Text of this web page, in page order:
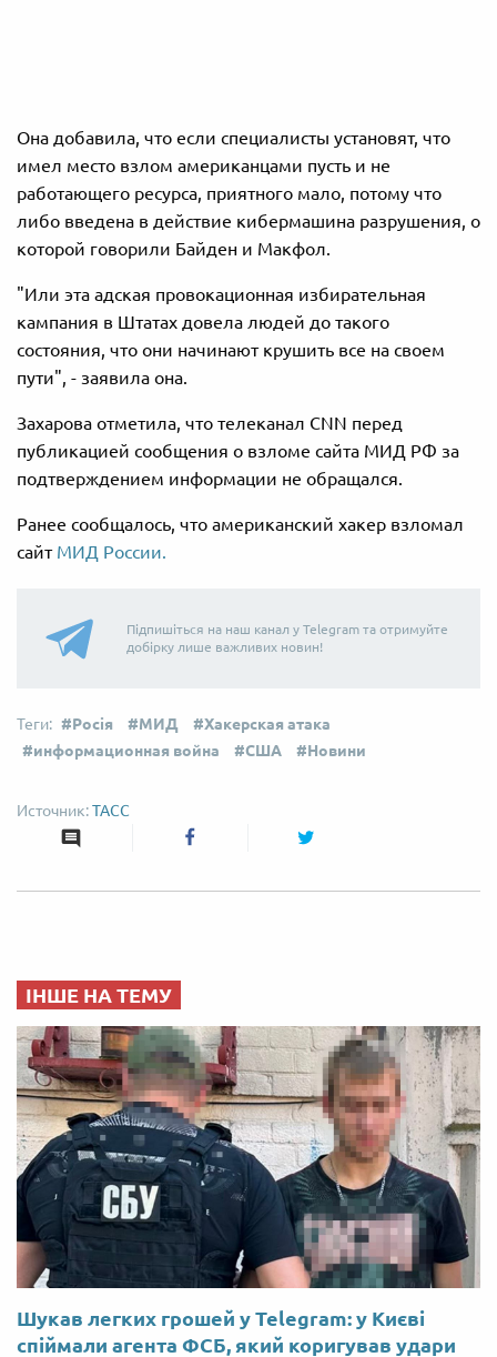
Она добавила, что если специалисты установят, что
имел место взлом американцами пусть и не
работающего ресурса, приятного мало, потому что
либо введена в действие кибермашина разрушения, о
которой говорили Байден и Макфол.
"Или эта адская провокационная избирательная
кампания в Штатах довела людей до такого
состояния, что они начинают крушить все на своем
пути", - заявила она.
Захарова отметила, что телеканал CNN перед
публикацией сообщения о взломе сайта МИД РФ за
подтверждением информации не обращался.
Ранее сообщалось, что американский хакер взломал
сайт МИД России.
Підпишіться на наш канал у Telegram та отримуйте
добірку лише важливих новин!
Росія МИД
Хакерская атака
информационная война
США Новини
ТАСС
ІНШЕ НА ТЕМУ
Шукав легких грошей у Telegram: у Києві
спіймали агента ФСБ, який коригував удари